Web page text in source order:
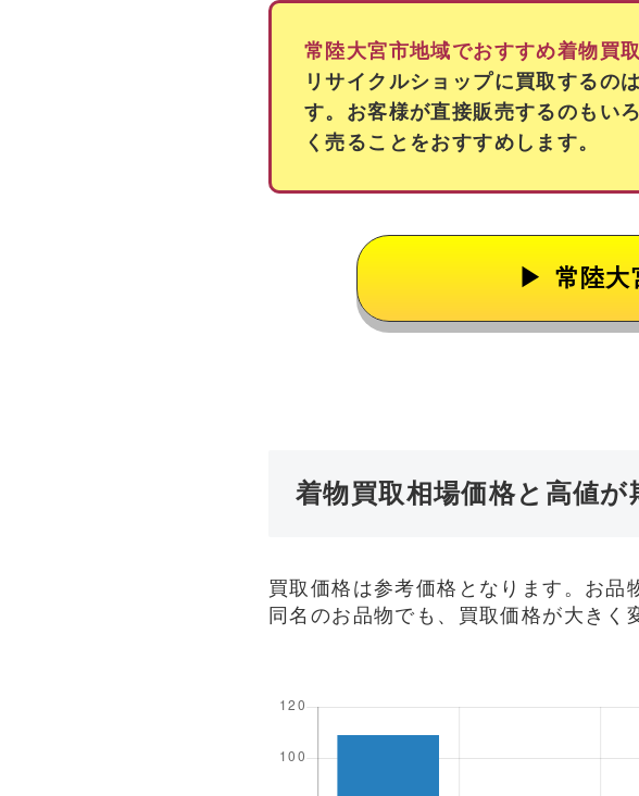
常陸大宮市地域でおすすめ着物買
リサイクルショップに買取するの
す。お客様が直接販売するのもい
く売ることをおすすめします。
常陸大
着物買取相場価格と高値が
買取価格は参考価格となります。お品
同名のお品物でも、買取価格が大きく